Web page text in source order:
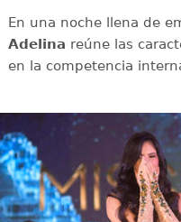
En una noche llena de
Adelina reúne las
en la competencia